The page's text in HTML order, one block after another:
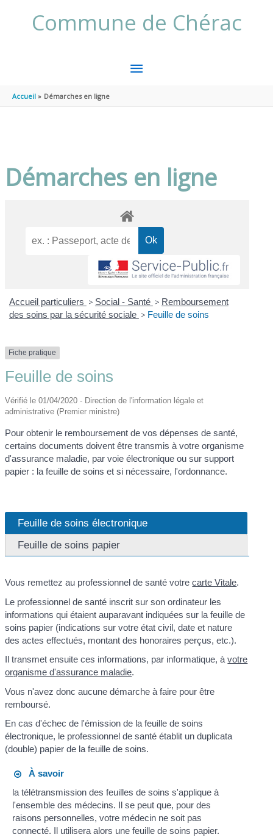
Commune de Chérac
MENU
Accueil Démarches en ligne
Démarches en ligne
Accueil particuliers > Social - Santé > Remboursement
des soins par la sécurité sociale > Feuille de soins
Fiche pratique
Feuille de soins
Vérifié le 01/04/2020 - Direction de l'information légale et
administrative (Premier ministre)
Pour obtenir le remboursement de vos dépenses de santé,
certains documents doivent être transmis à votre organisme
d'assurance maladie, par voie électronique ou sur support
papier : la feuille de soins et si nécessaire, l'ordonnance.
Feuille de soins électronique
Feuille de soins papier
Vous remettez au professionnel de santé votrecarte Vitale.
Le professionnel de santé inscrit sur son ordinateur les
informations qui étaient auparavant indiquées sur la feuille de
soins papier (indications sur votre état civil, date et nature
des actes effectués, montant des honoraires perçus, etc.).
Il transmet ensuite ces informations, par informatique, àvotre
organisme d'assurance maladie.
Vous n'avez donc aucune démarche à faire pour être
remboursé.
En cas d'échec de l'émission de la feuille de soins
électronique, le professionnel de santé établit un duplicata
(double) papier de la feuille de soins.
À savoir
la télétransmission des feuilles de soins s'applique à
l'ensemble des médecins. Il se peut que, pour des
raisons personnelles, votre médecin ne soit pas
connecté. Il utilisera alors une feuille de soins papier.